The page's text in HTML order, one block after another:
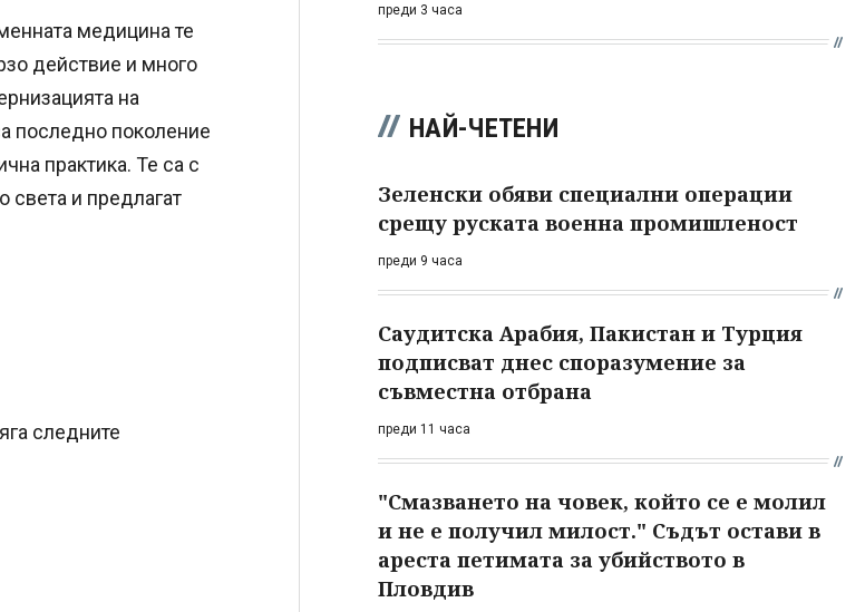
медицина те
действие и много
на
последно поколение
практика. Те са с
света и предлагат
следните
преди 3 часа
НАЙ-ЧЕТЕНИ
Зеленски обяви специални операции
срещу руската военна промишленост
преди 9 часа
Саудитска Арабия, Пакистан и Турция
подписват днес споразумение за
съвместна отбрана
преди 11 часа
"Смазването на човек, който се е молил
и не е получил милост." Съдът остави в
ареста петимата за убийството в
Пловдив